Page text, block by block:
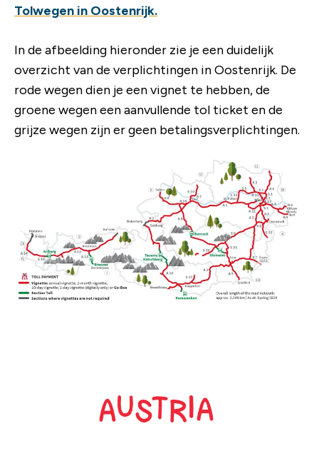
Tolwegen in Oostenrijk.
In de afbeelding hieronder zie je een duidelijk
overzicht van de verplichtingen in Oostenrijk. De
rode wegen dien je een vignet te hebben, de
groene wegen een aanvullende tol ticket en de
grijze wegen zijn er geen betalingsverplichtingen.